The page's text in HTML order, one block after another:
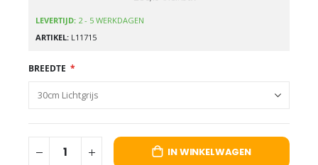
LEVERTIJD: 2 - 5 WERKDAGEN
ARTIKEL L11715
BREEDTE
IN WINKELWAGEN